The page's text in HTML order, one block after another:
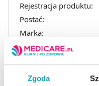
Zgoda
Rejestracja produktu:
Postać:
Marka:
Przechowywanie:
odpowiedzialny: